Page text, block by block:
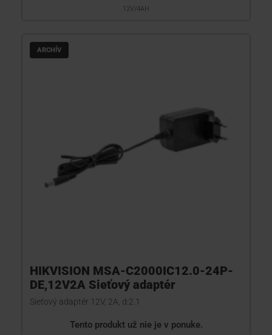
12V/4AH
ARCHÍV
HIKVISION MSA-C2000IC12.0-24P-
DE,12V2A Sieťový adaptér
Sieťový adaptér 12V, 2A, d:2.1
Tento produkt už nie je v ponuke.